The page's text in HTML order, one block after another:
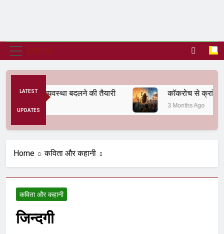
LATEST
UPDATES
अनैतिक व्यवस्था बदलने की तैयारी कॉकरोच से क्रांति तक
3 Months Ago
Home कविता और कहानी
कविता और कहानी
जिन्दगी